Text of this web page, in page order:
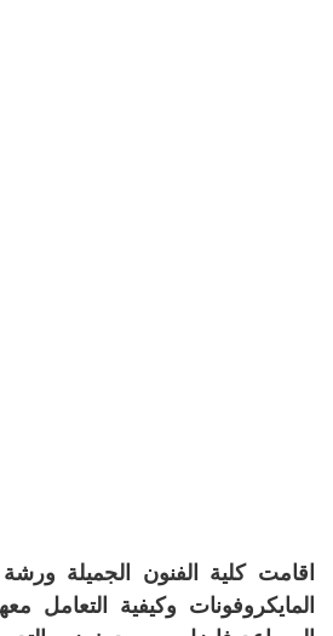
اقامت كلية الفنون الجميلة
المايكروفونات وكيفية التعامل